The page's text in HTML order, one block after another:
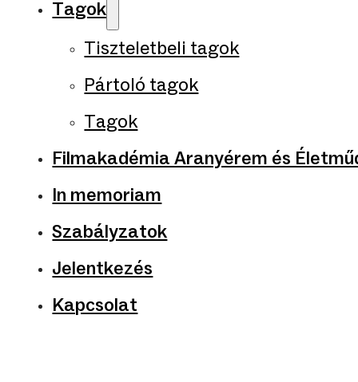
Tagok
Tiszteletbeli tagok
Pártoló tagok
Tagok
Filmakadémia Aranyérem és
In memoriam
Szabályzatok
Jelentkezés
Kapcsolat